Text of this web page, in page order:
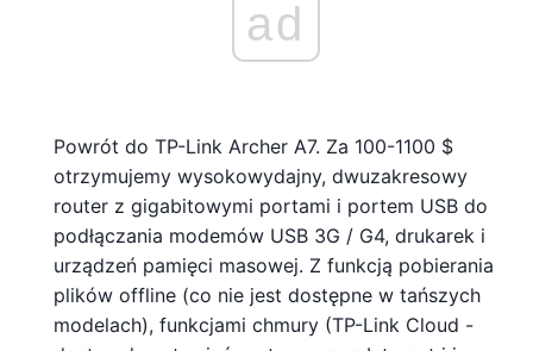
ad
Powrót do TP-Link Archer A7. Za 100-1100 $
otrzymujemy wysokowydajny, dwuzakresowy
router z gigabitowymi portami i portem USB do
podłączania modemów USB 3G / G4, drukarek i
urządzeń pamięci masowej. Z funkcją pobierania
plików offline (co nie jest dostępne w tańszych
modelach), funkcjami chmury (TP-Link Cloud -